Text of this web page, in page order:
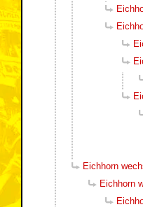
Eichhorn
Eichhorn